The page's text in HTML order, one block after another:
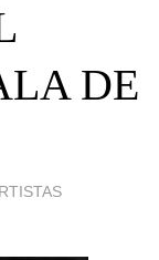
DE